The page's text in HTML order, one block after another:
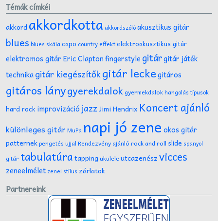
Témák címkéi
akkordakkordkotta akkordszólóakusztikus gitár
blues blues skálacapo country effektelektroakusztikus gitár
elektromos gitár Eric Claptonfingerstyle gitárgitár játék
technikagitár kiegészítőkgitár leckegitáros
gitáros lánygyerekdalokgyermekdalokhangolás típusok
hard rock improvizáció jazzJimi Hendrix Koncert ajánló
különleges gitár MuPa napi jó zene okos gitár
patternekpengetés ujjal Rendezvény ajánló rock and roll slide spanyol
gitár tabulatúratapping ukulele utcazenészvicces
zeneelmélet zenei stílus zárlatok
Partnereink